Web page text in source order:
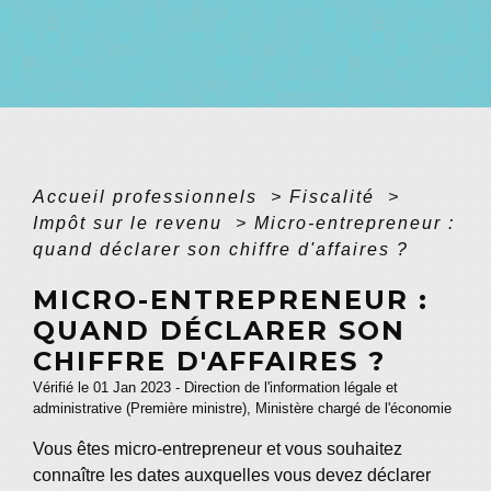
Accueil professionnels > Fiscalité
>
Impôt sur le revenu
> Micro-entrepreneur :
quand déclarer son chiffre d'affaires ?
MICRO-ENTREPRENEUR :
QUAND DÉCLARER SON
CHIFFRE D'AFFAIRES ?
Vérifié le 01 Jan 2023 - Direction de l'information légale et
administrative (Première ministre), Ministère chargé de l'économie
Vous êtes micro-entrepreneur et vous souhaitez
connaître les dates auxquelles vous devez déclarer